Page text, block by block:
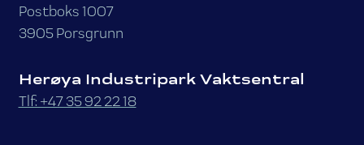
Postboks 1007
3905 Porsgrunn
Herøya Industripark Vaktsentral
Tlf: +47 35 92 22 18